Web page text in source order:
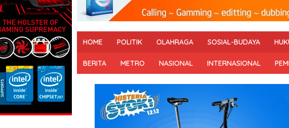
HOME POLITIK OLAHRAGA SOSIAL-BUDAYA
BERITA METRO NASIONAL INTERNASIONAL